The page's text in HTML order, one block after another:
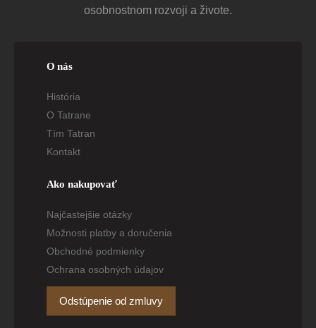
osobnostnom rozvoji a živote.
O nás
História
O Tatrane
Tím Tatran
Kontakt
Ako nakupovať
Najčastejšie otázky
Možnosti platby a doručenia
Obchodné podmienky
Ochrana osobných údajov
Odstúpenie od zmluvy